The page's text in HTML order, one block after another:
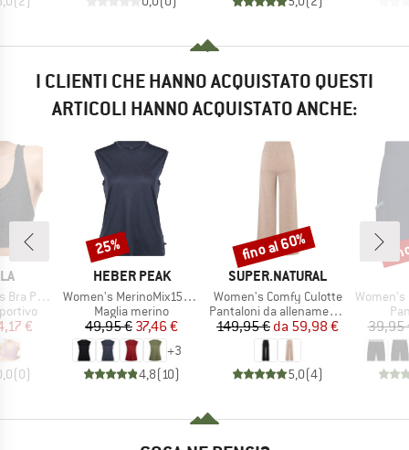
I CLIENTI CHE HANNO ACQUISTATO QUESTI
ARTICOLI HANNO ACQUISTATO ANCHE:
Printed
ridotto
€
(0)
MARCHIO
HEBER PEAK
Articolo
Women's MerinoMix150 PineconeHe. Loose Tank
Gruppo di prodotti
Maglia merino
Prezzo
49,95 €Prezzo ridotto
37,46 €
+3
4,8(10)
Sconto
25%
MARCHIO
SUPER.NATURAL
Articolo
Women's Comfy Culotte
Gruppo di prodotti
Pantaloni da allenamento
Prezzo
149,95 € Prezzo ridotto
da 59,98 €
5,0(4)
Sconto
fino al 60%
Articolo
Women's
39,95